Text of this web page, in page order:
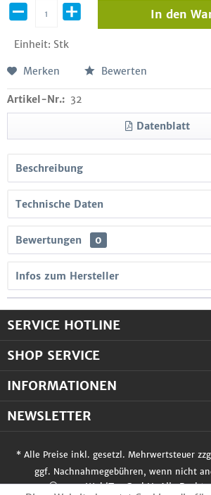
Einheit: Stk
In den
Merken Bewerten
Artikel-Nr.: 32
Datenblatt
Beschreibung
Technische Daten
Bewertungen 0
Infos zum Hersteller
SERVICE HOTLINE
SHOP SERVICE
INFORMATIONEN
NEWSLETTER
* Alle Preise inkl. gesetzl. Mehrwertsteuer
ggf. Nachnahmegebühren, wenn nicht
© 2017 WobiTec GmbH. Alle